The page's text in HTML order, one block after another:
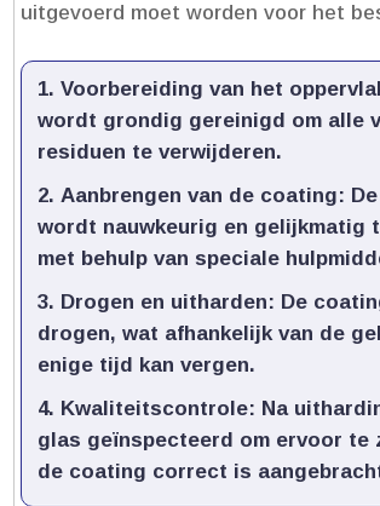
uitgevoerd moet worden voor het
Voorbereiding van het
wordt grondig gereinigd om alle
residuen te verwijderen.​
Aanbrengen van de coating:
wordt nauwkeurig en gelijkmatig
met behulp van speciale
Drogen en uitharden: De
drogen, wat afhankelijk van de
enige tijd kan vergen.​
Kwaliteitscontrole: Na
glas geïnspecteerd om ervoor te
de coating correct is